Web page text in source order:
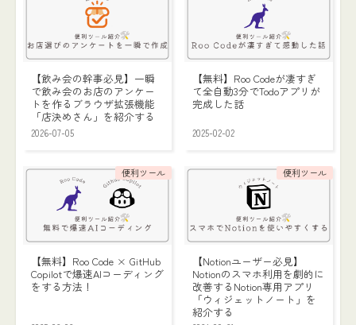
【飲み会の幹事必見】一瞬
で飲み会のお店のアンケー
トを作るブラウザ拡張機能
「店決めさん」を紹介する
2026-07-05
【無料】Roo Codeが凄すぎ
て全自動3分でTodoアプリが
完成した話
2025-02-02
便利ツール
【無料】Roo Code × GitHub
Copilotで爆速AIコーディング
をする方法！
便利ツール
【Notionユーザー必見】
Notionのスマホ利用を劇的に
改善するNotion専用アプリ
「ウィジェットノート」を
紹介する